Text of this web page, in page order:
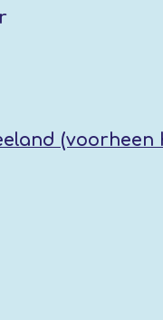
(voorheen